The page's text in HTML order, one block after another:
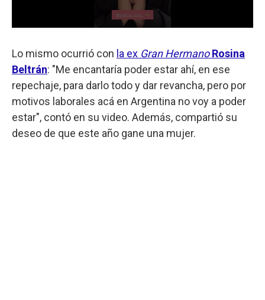
Lo mismo ocurrió con la ex Gran Hermano Rosina
Beltrán: "Me encantaría poder estar ahí, en ese
repechaje, para darlo todo y dar revancha, pero por
motivos laborales acá en Argentina no voy a poder
estar", contó en su video. Además, compartió su
deseo de que este año gane una mujer.